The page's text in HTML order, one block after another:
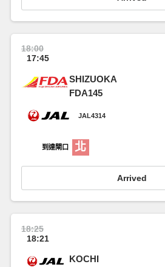
18:00
17:45
SHIZUOKA
FDA145
JAL4314
到達閘口 北
Arrived
18:25
18:21
KOCHI